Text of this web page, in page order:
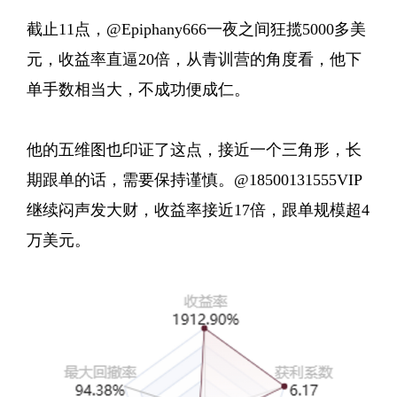
截止11点，@Epiphany666一夜之间狂揽5000多美
元，收益率直逼20倍，从青训营的角度看，他下
单手数相当大，不成功便成仁。
他的五维图也印证了这点，接近一个三角形，长
期跟单的话，需要保持谨慎。@18500131555VIP
继续闷声发大财，收益率接近17倍，跟单规模超4
万美元。